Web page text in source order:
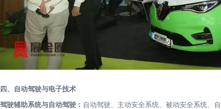
四、自动驾驶与电子技术
驾驶辅助系统与自动驾驶： 自动驾驶、主动安全系统、被动安全系统、